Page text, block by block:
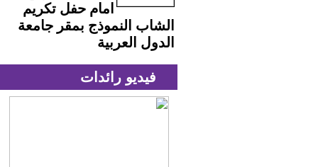
امام حفل تكريم
الشاب النموذج بمقر جامعة
الدول العربية
فيديو رائدات